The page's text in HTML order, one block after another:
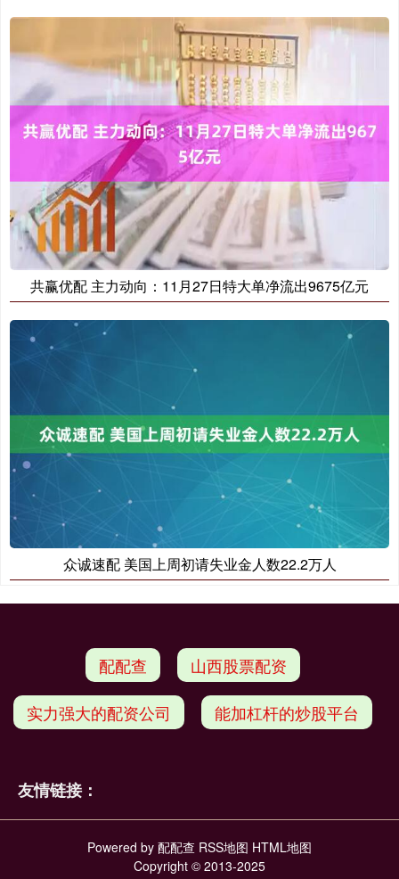
共赢优配 主力动向：11月27日特大单净流出9675亿元
众诚速配 美国上周初请失业金人数22.2万人
配配查 山西股票配资
实力强大的配资公司 能加杠杆的炒股平台
友情链接：
Powered by 配配查 RSS地图 HTML地图
Copyright © 2013-2025